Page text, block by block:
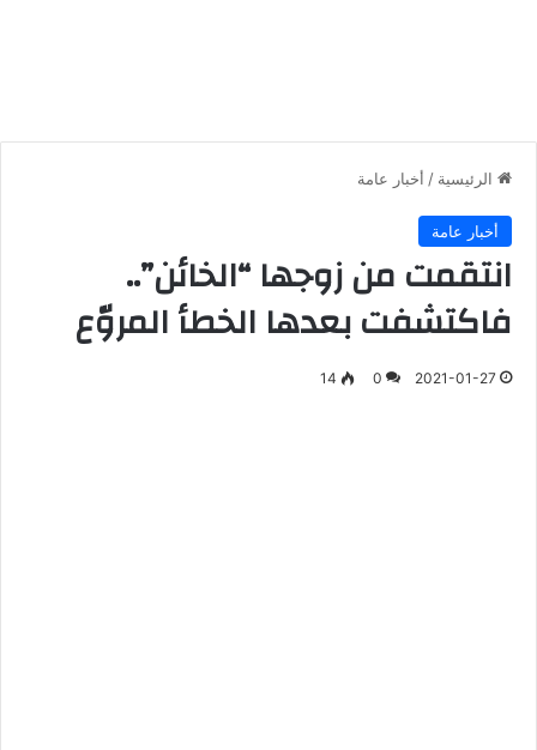
الرئيسية / أخبار عامة
أخبار عامة
انتقمت من زوجها “الخائن”..
فاكتشفت بعدها الخطأ المروّع
2021-01-27
0
14